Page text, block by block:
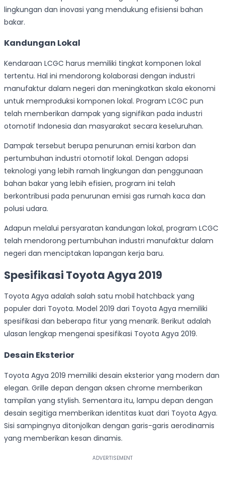
lingkungan dan inovasi yang mendukung efisiensi bahan
bakar.
Kandungan Lokal
Kendaraan LCGC harus memiliki tingkat komponen lokal
tertentu. Hal ini mendorong kolaborasi dengan industri
manufaktur dalam negeri dan meningkatkan skala ekonomi
untuk memproduksi komponen lokal. Program LCGC pun
telah memberikan dampak yang signifikan pada industri
otomotif Indonesia dan masyarakat secara keseluruhan.
Dampak tersebut berupa penurunan emisi karbon dan
pertumbuhan industri otomotif lokal. Dengan adopsi
teknologi yang lebih ramah lingkungan dan penggunaan
bahan bakar yang lebih efisien, program ini telah
berkontribusi pada penurunan emisi gas rumah kaca dan
polusi udara.
Adapun melalui persyaratan kandungan lokal, program LCGC
telah mendorong pertumbuhan industri manufaktur dalam
negeri dan menciptakan lapangan kerja baru.
Spesifikasi Toyota Agya 2019
Toyota Agya adalah salah satu mobil hatchback yang
populer dari Toyota. Model 2019 dari Toyota Agya memiliki
spesifikasi dan beberapa fitur yang menarik. Berikut adalah
ulasan lengkap mengenai spesifikasi Toyota Agya 2019.
Desain Eksterior
Toyota Agya 2019 memiliki desain eksterior yang modern dan
elegan. Grille depan dengan aksen chrome memberikan
tampilan yang stylish. Sementara itu, lampu depan dengan
desain segitiga memberikan identitas kuat dari Toyota Agya.
Sisi sampingnya ditonjolkan dengan garis-garis aerodinamis
yang memberikan kesan dinamis.